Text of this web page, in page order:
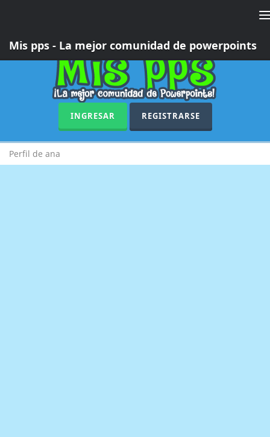
Mis pps - La mejor comunidad de powerpoints
INGRESAR REGISTRARSE
Perfil de ana